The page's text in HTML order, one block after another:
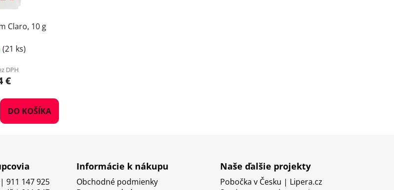
Claro, 10 g
(21 ks)
DPH
€
DO KOŠÍKA
911 147 925
Informácie k nákupu
Obchodné podmienky
Naše ďalšie projekty
Pobočka v Česku | Lipera.cz